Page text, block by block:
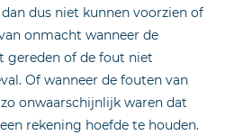
dus niet kunnen voorzien of
onmacht wanneer de
gereden of de fout niet
Of wanneer de fouten van
onwaarschijnlijk waren dat
rekening hoefde te houden.